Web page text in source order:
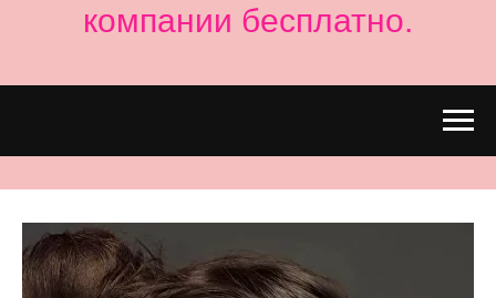
компании бесплатно.